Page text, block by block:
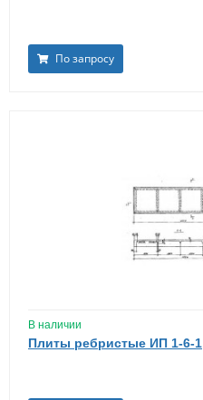
По запросу
В наличии
Плиты ребристые ИП 1-6-1